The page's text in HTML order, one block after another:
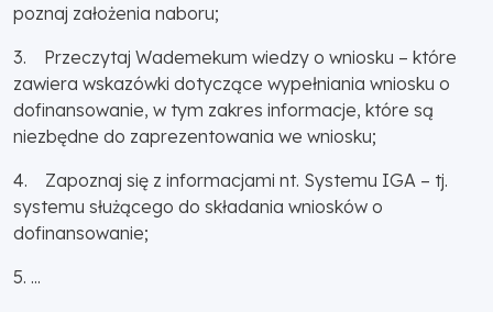
poznaj założenia naboru;
3. Przeczytaj Wademekum wiedzy o wniosku – które
zawiera wskazówki dotyczące wypełniania wniosku o
dofinansowanie, w tym zakres informacje, które są
niezbędne do zaprezentowania we wniosku;
4. Zapoznaj się z informacjami nt. Systemu IGA – tj.
systemu służącego do składania wniosków o
dofinansowanie;
5. ...